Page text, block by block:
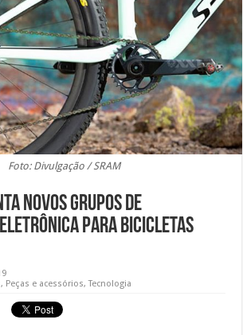
Foto: Divulgação / SRAM
novos grupos de
para bicicletas
, Peças e acessórios,Tecnologia